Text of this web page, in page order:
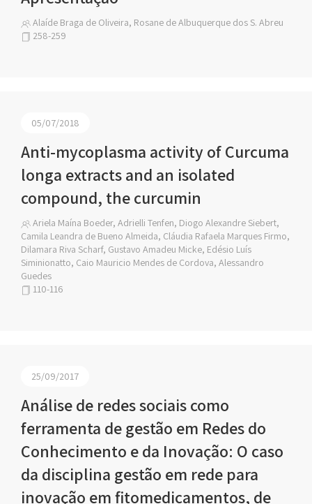
Alaíde Braga de Oliveira, Rosane de Albuquerque dos S. Abreu
258-259
05/07/2018
Anti-mycoplasma activity of Curcuma
longa extracts and an isolated
compound, the curcumin
Ariela Maína Boeder, Adrielli Tenfen, Diogo Alexandre Siebert,
Camila Leandra de Bueno Almeida, Cláudia Rafaela Marques Firmo,
Dilamara Riva Scharf, Gustavo Amadeu Micke, Edésio Luís
Siminionatto, Caio Mauricio Mendes de Cordova, Alessandro
Guedes
110-116
25/09/2017
Análise de redes sociais como
ferramenta de gestão em Redes do
Conhecimento e da Inovação: O caso
da disciplina gestão em rede para
inovação em fitomedicamentos, de